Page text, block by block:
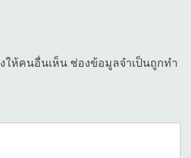
ให้คนอื่นเห็น ช่องข้อมูลจำเป็นถูกทำ